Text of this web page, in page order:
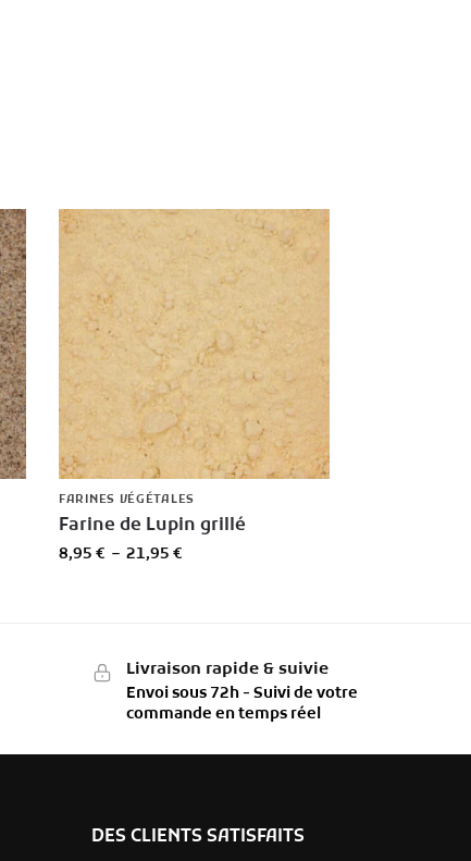
FARINES VÉGÉTALES
Farine de Lupin grillé
8,95€ – 21,95€
Livraison rapide & suivie
Envoi sous 72h - Suivi de votre
commande en temps réel
DES CLIENTS SATISFAITS